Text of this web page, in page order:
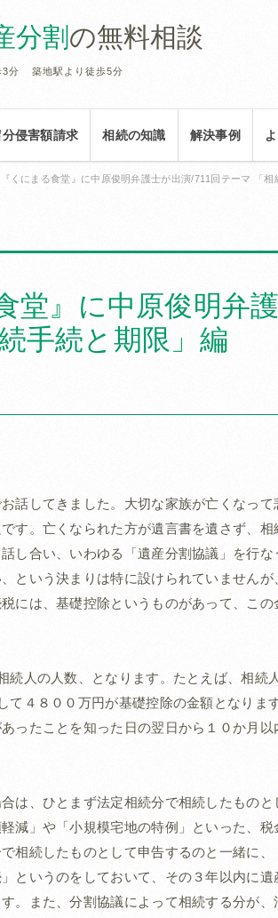
分割の無料相談
3分 築地駅より徒歩5分
侵害額請求 相続の知識 解決事例
くにまる食堂』に中原俊明弁護士が出演/711回テーマ 「相
堂』に中原俊明弁
手続と期限」編
話してきました。大切な家族が亡くなって
す。亡くなられた方が遺言書を遺さず、相
し合い、いわゆる「遺産分割協議」を行
という決まりは特に設けられていません
には、基礎控除というものがあって、こ
人の人数、となります。たとえば、相続
て４８００万円が基礎控除の金額となりま
ったことを知った日の翌日から１０か月
は、ひとまず法定相続分で相続したものと
減」や「小規模宅地の特例」といった、
相続したものとして申告するのと一緒に
というのをしておいて、その３年以内に
。また、分割協議によって相続する分が、